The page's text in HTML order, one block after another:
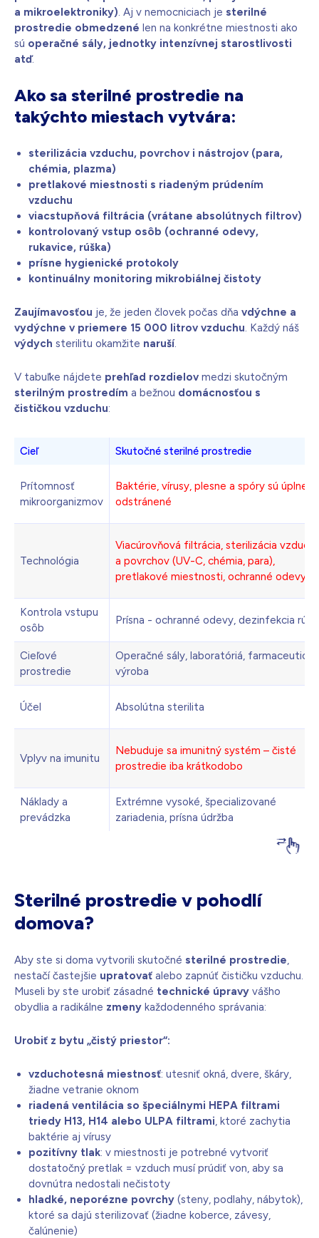
a mikroelektroniky) . Aj v nemocniciach je sterilné
prostredie obmedzené len na konkrétne miestnosti ako
sú operačné sály, jednotky intenzívnej starostlivosti
atď.
Ako sa sterilné prostredie na
takýchto miestach vytvára:
sterilizácia vzduchu, povrchov i nástrojov (para,
chémia, plazma)
pretlakové miestnosti s riadeným prúdením
vzduchu
viacstupňová filtrácia (vrátane absolútnych filtrov)
kontrolovaný vstup osôb (ochranné odevy,
rukavice, rúška)
prísne hygienické protokoly
kontinuálny monitoring mikrobiálnej čistoty
Zaujímavosťou je, že jeden človek počas dňa vdýchne a
vydýchne v priemere 15 000 litrov vzduchu . Každý náš
výdych sterilitu okamžite naruší.
V tabuľke nájdete prehľad rozdielov medzi skutočným
sterilným prostredím a bežnou domácnosťou s
čističkou vzduchu:
Cieľ Skutočné sterilné prostredie
Prítomnosť
mikroorganizmov
Baktérie, vírusy, plesne a spóry sú úplne
odstránené
Technológia
Viacúrovňová filtrácia, sterilizácia
a povrchov (UV-C, chémia, para),
pretlakové miestnosti, ochranné odevy
Kontrola vstupu
osôb
Prísna - ochranné odevy, dezinfekcia rúk
Cieľové
prostredie
Operačné sály, laboratóriá, farmaceutická
výroba
Účel Absolútna sterilita
Vplyv na imunitu
Nebuduje sa imunitný systém – čisté
prostredie iba krátkodobo
Náklady a
prevádzka
Extrémne vysoké, špecializované
zariadenia, prísna údržba
Sterilné prostredie v pohodlí
domova?
Aby ste si doma vytvorili skutočné sterilné prostredie
nestačí častejšie upratovať alebo zapnúť čističku vzduchu.
Museli by ste urobiť zásadné technické úpravy vášho
obydlia a radikálne zmeny každodenného správania:
Urobiť z bytu „čistý priestor“:
vzduchotesná miestnosť: utesniť okná, dvere, škáry,
žiadne vetranie oknom
riadená ventilácia so špeciálnymi HEPA filtrami
triedy H13, H14 alebo ULPA filtrami , ktoré zachytia
baktérie aj vírusy
pozitívny tlak: v miestnosti je potrebné vytvoriť
dostatočný pretlak = vzduch musí prúdiť von, aby sa
dovnútra nedostali nečistoty
hladké, neporézne povrchy (steny, podlahy, nábytok),
ktoré sa dajú sterilizovať (žiadne koberce, závesy,
čalúnenie)